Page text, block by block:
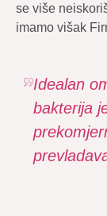
se više
imamo višak
Idealan
bakterija